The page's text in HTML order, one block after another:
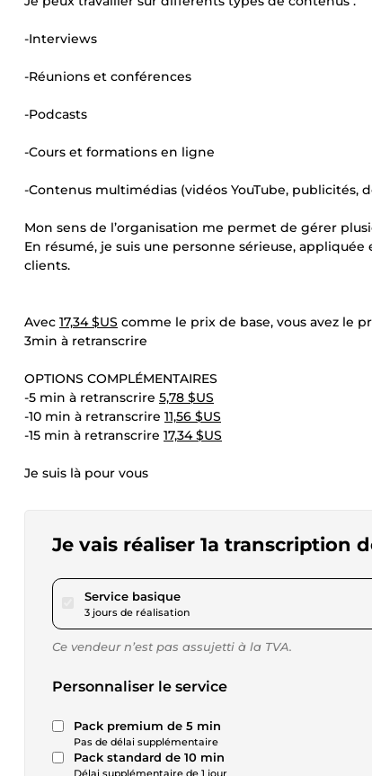
-Interviews
-Réunions et conférences
-Podcasts
-Cours et formations en ligne
-Contenus multimédias (vidéos YouTube, publicités,
Mon sens de l’organisation me permet de gérer
En résumé, je suis une personne sérieuse,
clients.
Avec 17,34 $US comme le prix de base, vous avez le
3min à retranscrire
OPTIONS COMPLÉMENTAIRES
-5 min à retranscrire 5,78 $US
-10 min à retranscrire 11,56 $US
-15 min à retranscrire 17,34 $US
Je suis là pour vous
Je vais réaliser 1a transcription
Service basiquepour 17,34 $US
3 jours de réalisation
Ce vendeur n’est pas assujetti à la TVA.
Personnaliser le service
Pack premium de 5 min
Pas de délai supplémentaire
Pack standard de 10 min
Délai supplémentaire de 1 jour